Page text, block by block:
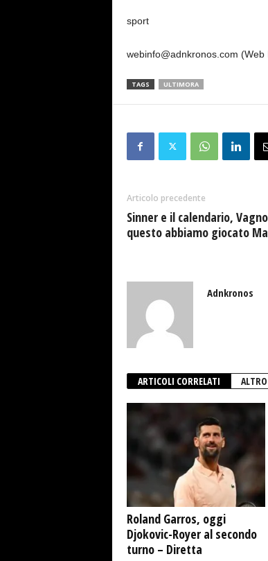
sport
webinfo@adnkronos.com (Web
TAGS ULTIMORA
Articolo precedente
Sinner e il calendario,
questo abbiamo giocato
Adnkronos
ARTICOLI CORRELATI
Roland Garros, oggi
Djokovic-Royer al secondo
turno – Diretta